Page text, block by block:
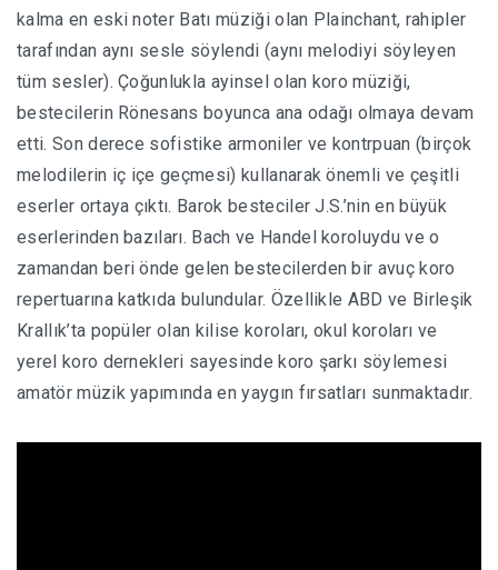
kalma en eski noter Batı müziği olan Plainchant, rahipler
tarafından aynı sesle söylendi (aynı melodiyi söyleyen
tüm sesler). Çoğunlukla ayinsel olan koro müziği,
bestecilerin Rönesans boyunca ana odağı olmaya devam
etti. Son derece sofistike armoniler ve kontrpuan (birçok
melodilerin iç içe geçmesi) kullanarak önemli ve çeşitli
eserler ortaya çıktı. Barok besteciler J.S.’nin en büyük
eserlerinden bazıları. Bach ve Handel koroluydu ve o
zamandan beri önde gelen bestecilerden bir avuç koro
repertuarına katkıda bulundular. Özellikle ABD ve Birleşik
Krallık’ta popüler olan kilise koroları, okul koroları ve
yerel koro dernekleri sayesinde koro şarkı söylemesi
amatör müzik yapımında en yaygın fırsatları sunmaktadır.